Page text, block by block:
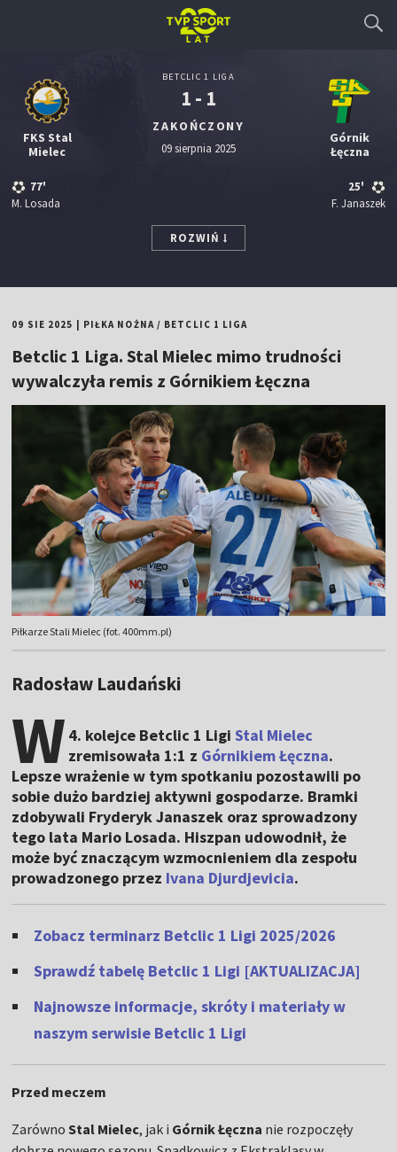
FKS Stal
Mielec
77'
M. Losada
BETCLIC 1 LIGA
1 - 1
ZAKOŃCZONY
09 sierpnia 2025
Górnik
Łęczna
25'
F. Janaszek
ROZWIŃ
09 SIE 2025 PIŁKA NOŻNA/ BETCLIC 1 LIGA
Betclic 1 Liga. Stal Mielec mimo trudności
wywalczyła remis z Górnikiem Łęczna
Piłkarze Stali Mielec (fot. 400mm.pl)
Radosław Laudański
W 4. kolejce Betclic 1 LigiStal Mielec
zremisowała 1:1 z Górnikiem Łęczna.
Lepsze wrażenie w tym spotkaniu pozostawili po
sobie dużo bardziej aktywni gospodarze. Bramki
zdobywali Fryderyk Janaszek oraz sprowadzony
tego lata Mario Losada. Hiszpan udowodnił, że
może być znaczącym wzmocnieniem dla zespołu
prowadzonego przez Ivana Djurdjevicia.
Zobacz terminarz Betclic 1 Ligi 2025/2026
Sprawdź tabelę Betclic 1 Ligi [AKTUALIZACJA]
Najnowsze informacje, skróty i materiały w
naszym serwisie Betclic 1 Ligi
Przed meczem
ZarównoStal Mielec, jak i Górnik Łęczna nie rozpoczęły